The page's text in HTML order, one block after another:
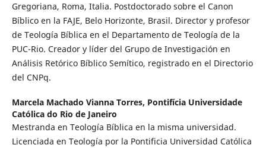
Gregoriana, Roma, Italia. Postdoctorado sobre el Canon
Bíblico en la FAJE, Belo Horizonte, Brasil. Director y profesor
de Teología Bíblica en el Departamento de Teología de la
PUC-Rio. Creador y líder del Grupo de Investigación en
Análisis Retórico Bíblico Semítico, registrado en el Directorio
del CNPq.
Marcela Machado Vianna Torres, Pontifícia Universidade
Católica do Rio de Janeiro
Mestranda en Teología Bíblica en la misma universidad.
Licenciada en Teología por la Pontificia Universidad Católica